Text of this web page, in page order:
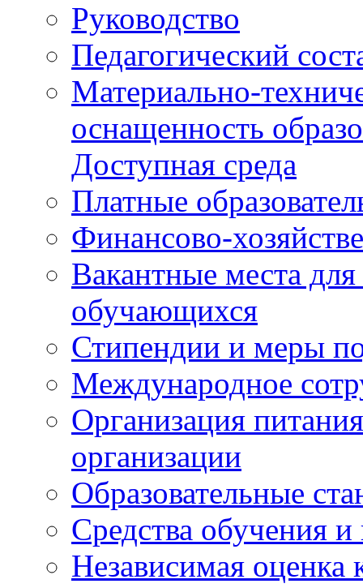
Руководство
Педагогический
Материально-
оснащенность
Доступная среда
Платные
Финансово-
Вакантные места
обучающихся
Стипендии и меры
Международное
Организация
организации
Образовательные
Средства обучения и
Независимая оценка